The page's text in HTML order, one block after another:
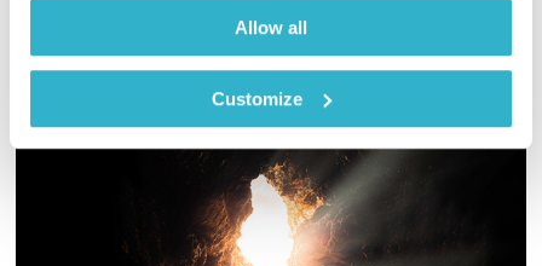
Allow all
Customize